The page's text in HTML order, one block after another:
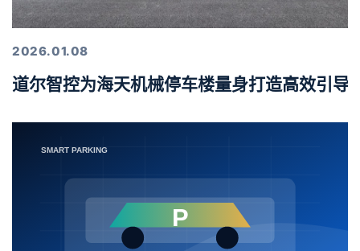
2026.01.08
道尔智控为海天机械停车楼量身打造高效引导